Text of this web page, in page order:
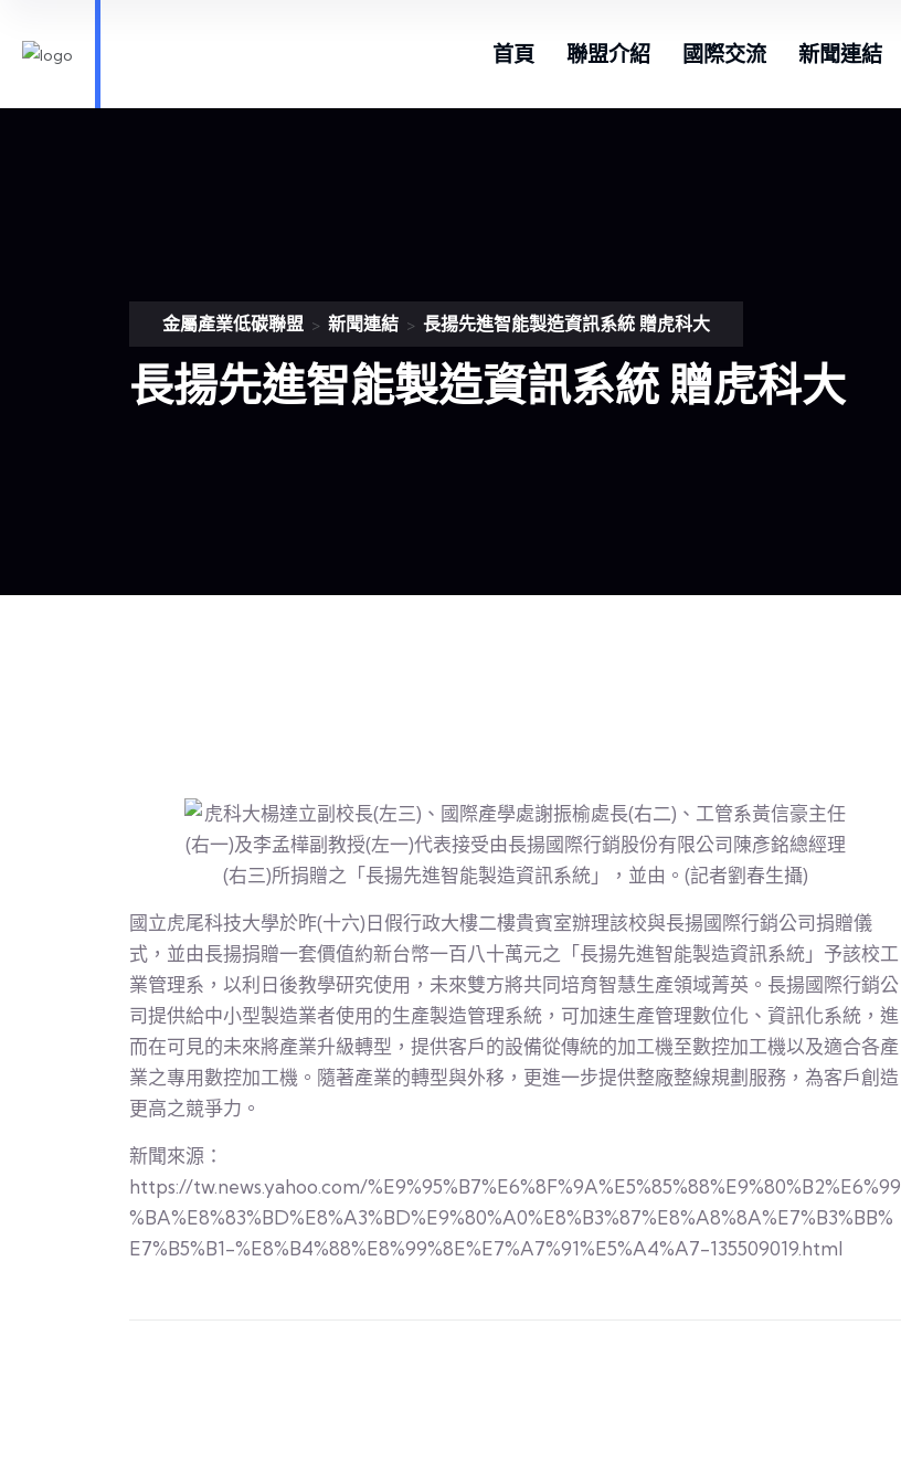
首頁 聯盟介紹 國際交流 新聞連結
金屬產業低碳聯盟 > 新聞連結 > 長揚先進智能製造資訊系統 贈虎科大
長揚先進智能製造資訊系統 贈虎科大
國立虎尾科技大學於昨(十六)日假行政大樓二樓貴賓室辦理該校與長揚國際行銷公司捐贈儀
式，並由長揚捐贈一套價值約新台幣一百八十萬元之「長揚先進智能製造資訊系統」予該校工
業管理系，以利日後教學研究使用，未來雙方將共同培育智慧生產領域菁英。長揚國際行銷公
司提供給中小型製造業者使用的生產製造管理系統，可加速生產管理數位化、資訊化系統，進
而在可見的未來將產業升級轉型，提供客戶的設備從傳統的加工機至數控加工機以及適合各產
業之專用數控加工機。隨著產業的轉型與外移，更進一步提供整廠整線規劃服務，為客戶創造
更高之競爭力。
新聞來源：
https://tw.news.yahoo.com/%E9%95%B7%E6%8F%9A%E5%85%88%E9%80%B2%E6%99
%BA%E8%83%BD%E8%A3%BD%E9%80%A0%E8%B3%87%E8%A8%8A%E7%B3%BB%
E7%B5%B1-%E8%B4%88%E8%99%8E%E7%A7%91%E5%A4%A7-135509019.html